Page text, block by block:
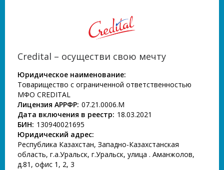
Credital – осуществи свою мечту
Юридическое наименование:
Товарищество с ограниченной ответственностью
МФО CREDITAL
Лицензия АРРФР: 07.21.0006.М
Дата включения в реестр: 18.03.2021
БИН: 130940021695
Юридический адрес:
Республика Казахстан, Западно-Казахстанская
область, г.а.Уральск, г.Уральск, улица Қ. Аманжолов,
д.81, офис 1, 2, 3